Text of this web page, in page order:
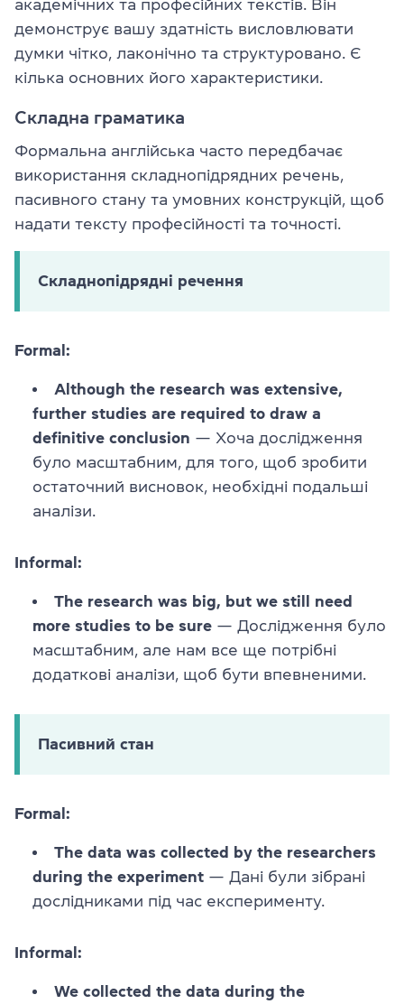
академічних та професійних текстів. Він
демонструє вашу здатність висловлювати
думки чітко, лаконічно та структуровано. Є
кілька основних його характеристики.
Складна граматика
Формальна англійська часто передбачає
використання складнопідрядних речень,
пасивного стану та умовних конструкцій, щоб
надати тексту професійності та точності.
Складнопідрядні речення
Formal:
Although the research was extensive,
further studies are required to draw a
definitive conclusion — Хоча дослідження
було масштабним, для того, щоб зробити
остаточний висновок, необхідні подальші
аналізи.
Informal:
The research was big, but we still need
more studies to be sure — Дослідження було
масштабним, але нам все ще потрібні
додаткові аналізи, щоб бути впевненими.
Пасивний стан
Formal:
The data was collected by the researchers
during the experiment — Дані були зібрані
дослідниками під час експерименту.
Informal:
We collected the data during the